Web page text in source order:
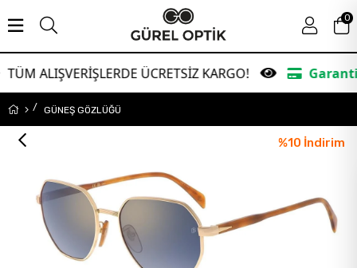
ÜCRETSİZ KARGO! Garanti
0
GÜNEŞ GÖZLÜĞÜ
%10 İndirim